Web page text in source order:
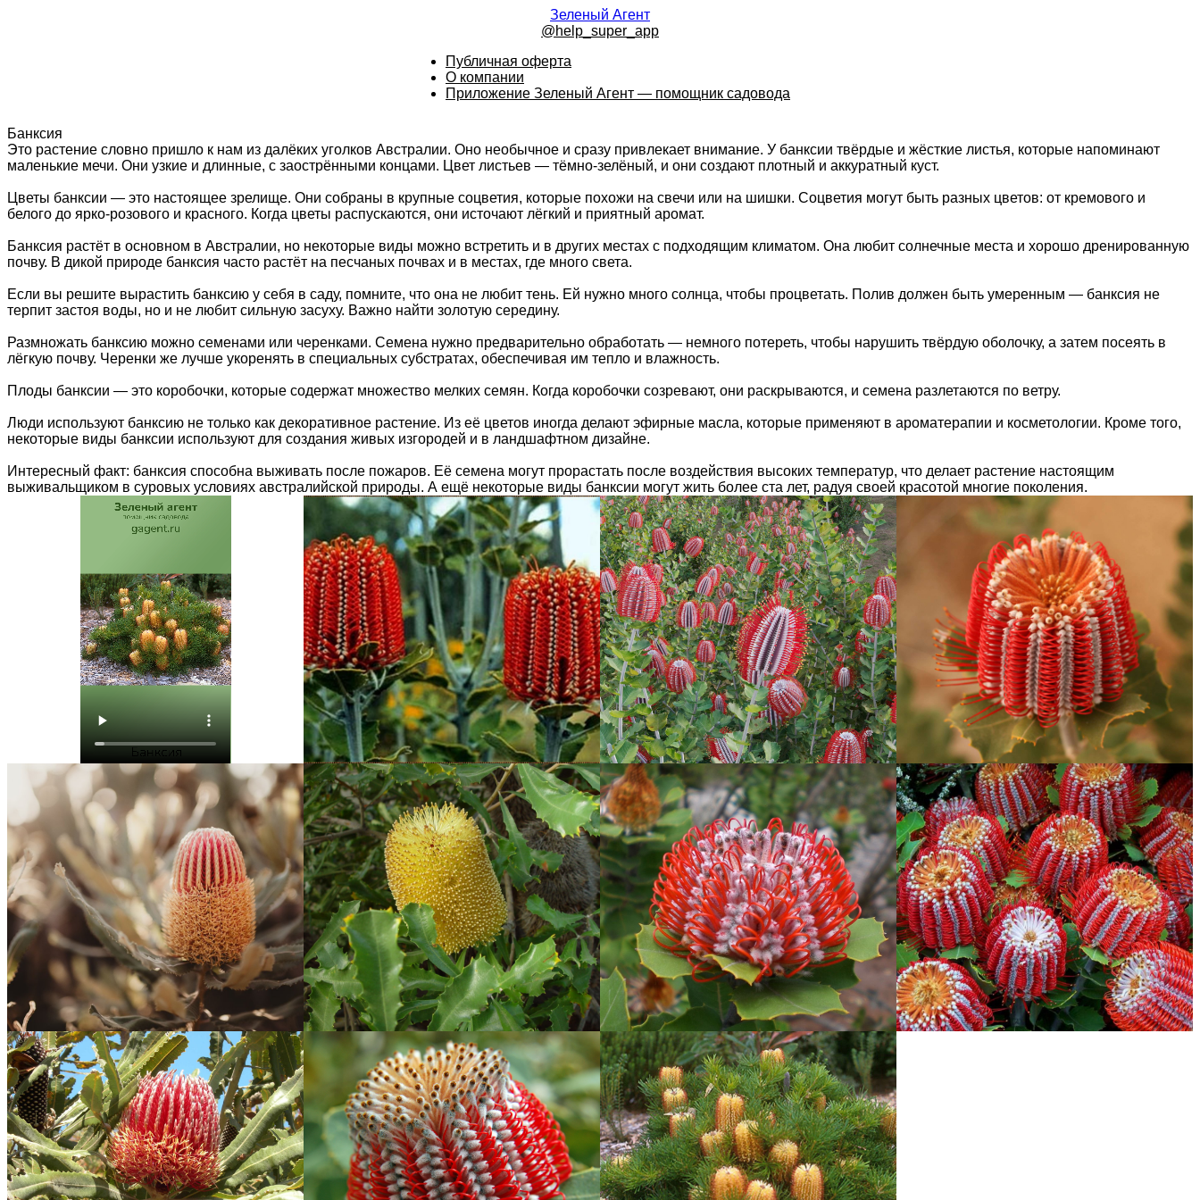
Зеленый Агент
@help_super_app
Публичная оферта
О компании
Приложение Зеленый Агент — помощник садовода
Банксия
Это растение словно пришло к нам из далёких уголков Австралии. Оно необычное и сразу привлекает внимание. У банксии твёрдые и жёсткие листья, которые напоминают
маленькие мечи. Они узкие и длинные, с заострёнными концами. Цвет листьев — тёмно-зелёный, и они создают плотный и аккуратный куст.
Цветы банксии — это настоящее зрелище. Они собраны в крупные соцветия, которые похожи на свечи или на шишки. Соцветия могут быть разных цветов: от кремового и
белого до ярко-розового и красного. Когда цветы распускаются, они источают лёгкий и приятный аромат.
Банксия растёт в основном в Австралии, но некоторые виды можно встретить и в других местах с подходящим климатом. Она любит солнечные места и хорошо дренированную
почву. В дикой природе банксия часто растёт на песчаных почвах и в местах, где много света.
Если вы решите вырастить банксию у себя в саду, помните, что она не любит тень. Ей нужно много солнца, чтобы процветать. Полив должен быть умеренным — банксия не
терпит застоя воды, но и не любит сильную засуху. Важно найти золотую середину.
Размножать банксию можно семенами или черенками. Семена нужно предварительно обработать — немного потереть, чтобы нарушить твёрдую оболочку, а затем посеять в
лёгкую почву. Черенки же лучше укоренять в специальных субстратах, обеспечивая им тепло и влажность.
Плоды банксии — это коробочки, которые содержат множество мелких семян. Когда коробочки созревают, они раскрываются, и семена разлетаются по ветру.
Люди используют банксию не только как декоративное растение. Из её цветов иногда делают эфирные масла, которые применяют в ароматерапии и косметологии. Кроме того,
некоторые виды банксии используют для создания живых изгородей и в ландшафтном дизайне.
Интересный факт: банксия способна выживать после пожаров. Её семена могут прорастать после воздействия высоких температур, что делает растение настоящим
выживальщиком в суровых условиях австралийской природы. А ещё некоторые виды банксии могут жить более ста лет, радуя своей красотой многие поколения.